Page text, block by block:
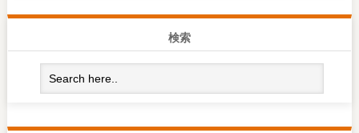
検索